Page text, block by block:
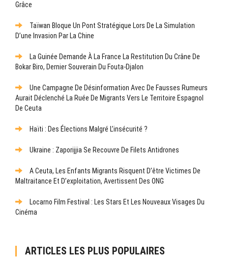
Grâce
Taïwan Bloque Un Pont Stratégique Lors De La Simulation
D’une Invasion Par La Chine
La Guinée Demande À La France La Restitution Du Crâne De
Bokar Biro, Dernier Souverain Du Fouta-Djalon
Une Campagne De Désinformation Avec De Fausses Rumeurs
Aurait Déclenché La Ruée De Migrants Vers Le Territoire Espagnol
De Ceuta
Haïti : Des Élections Malgré L’insécurité ?
Ukraine : Zaporijjia Se Recouvre De Filets Antidrones
A Ceuta, Les Enfants Migrants Risquent D’être Victimes De
Maltraitance Et D’exploitation, Avertissent Des ONG
Locarno Film Festival : Les Stars Et Les Nouveaux Visages Du
Cinéma
ARTICLES LES PLUS POPULAIRES